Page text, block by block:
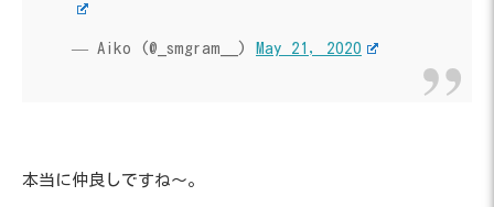
— Aiko (@_smgram__) May 21, 2020
本当に仲良しですね～。